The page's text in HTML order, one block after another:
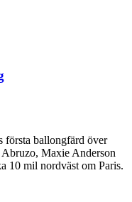
första ballongfärd över
Maxie Anderson
10 mil nordväst om Paris.